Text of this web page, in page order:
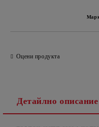
Оцени продукта
Детайлно описание